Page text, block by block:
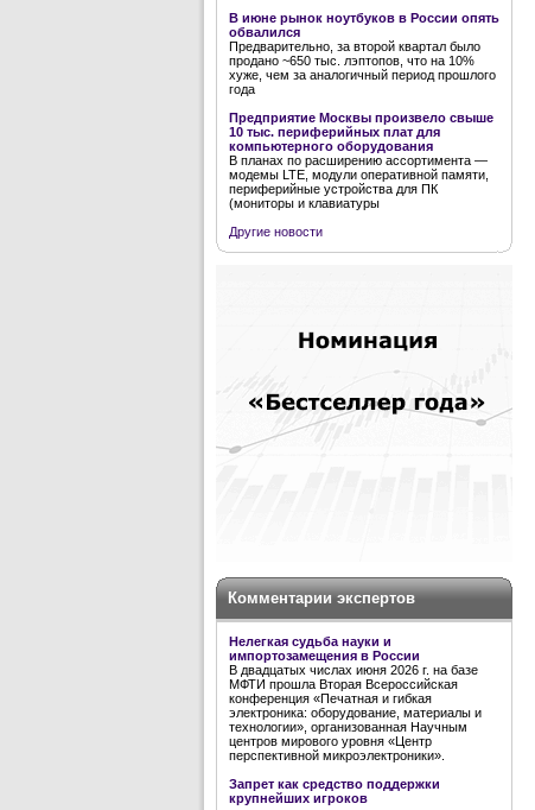
В июне рынок ноутбуков в России опять
обвалился
Предварительно, за второй квартал было
продано ~650 тыс. лэптопов, что на 10%
хуже, чем за аналогичный период прошлого
года
Предприятие Москвы произвело свыше
10 тыс. периферийных плат для
компьютерного оборудования
В планах по расширению ассортимента —
модемы LTE, модули оперативной памяти,
периферийные устройства для ПК
(мониторы и клавиатуры
Другие новости
Комментарии экспертов
Нелегкая судьба науки и
импортозамещения в России
В двадцатых числах июня 2026 г. на базе
МФТИ прошла Вторая Всероссийская
конференция «Печатная и гибкая
электроника: оборудование, материалы и
технологии», организованная Научным
центров мирового уровня «Центр
перспективной микроэлектроники».
Запрет как средство поддержки
крупнейших игроков